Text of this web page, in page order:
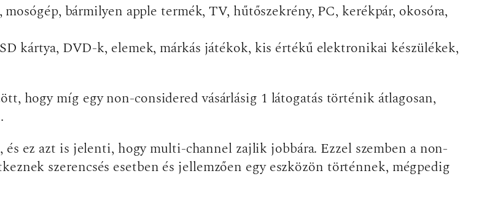
bármilyen apple termék, TV, hűtőszekrény, PC, kerékpár, okosóra,
kártya, DVD-k, elemek, márkás játékok, kis értékű elektronikai készülékek,
hogy míg egy non-considered vásárlásig 1 látogatás történik átlagosan,
és ez azt is jelenti, hogy multi-channel zajlik jobbára. Ezzel szemben a non-
szerencsés esetben és jellemzően egy eszközön történnek, mégpedig